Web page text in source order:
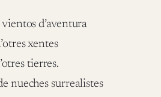
d’aventura
xentes
tierres.
nueches surrealistes